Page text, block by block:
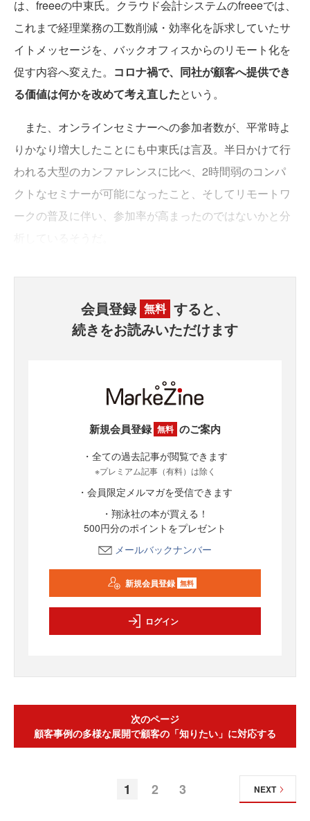
は、freeeの中東氏。クラウド会計システムのfreeeでは、
これまで経理業務の工数削減・効率化を訴求していたサ
イトメッセージを、バックオフィスからのリモート化を
促す内容へ変えた。 コロナ禍で、同社が顧客へ提供でき
る価値は何かを改めて考え直したという。
また、オンラインセミナーへの参加者数が、平常時よ
りかなり増大したことにも中東氏は言及。半日かけて行
われる大型のカンファレンスに比べ、2時間弱のコンパ
クトなセミナーが可能になったこと、そしてリモートワ
ークの普及に伴い、参加率が高まったのではないかと分
会員登録 無料 すると、
続きをお読みいただけます
新規会員登録 無料 のご案内
・全ての過去記事が閲覧できます
※プレミアム記事（有料）は除く
・会員限定メルマガを受信できます
・翔泳社の本が買える！
500円分のポイントをプレゼント
メールバックナンバー
新規会員登録 無料
ログイン
次のページ
顧客事例の多様な展開で顧客の「知りたい」に対応する
1 2 3 NEXT